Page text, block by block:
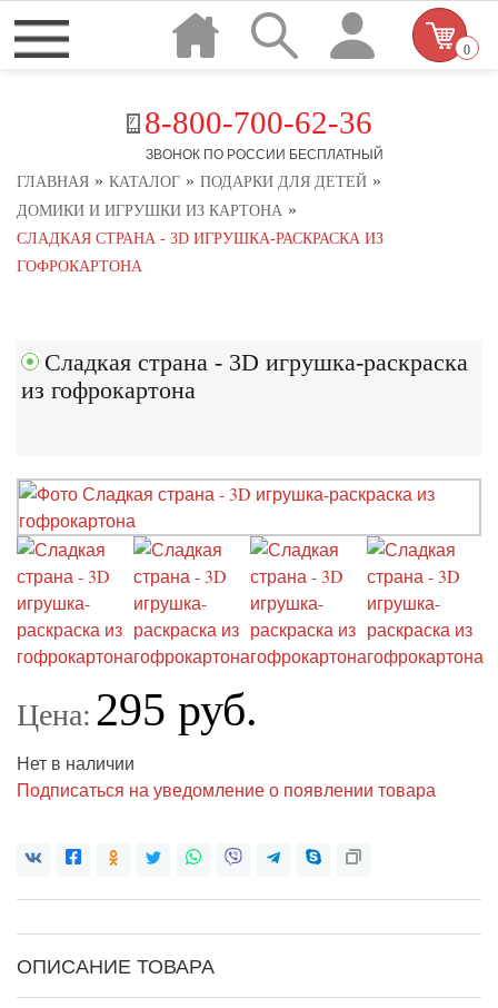
8-800-700-62-36
ЗВОНОК ПО РОССИИ БЕСПЛАТНЫЙ
0
ГЛАВНАЯ » КАТАЛОГ » ПОДАРКИ ДЛЯ ДЕТЕЙ »
ДОМИКИ И ИГРУШКИ ИЗ КАРТОНА »
СЛАДКАЯ СТРАНА - 3D ИГРУШКА-РАСКРАСКА ИЗ
ГОФРОКАРТОНА
Сладкая страна - 3D игрушка-раскраска
из гофрокартона
Цена: 295 руб.
Нет в наличии
Подписаться на уведомление о появлении товара
ОПИСАНИЕ ТОВАРА